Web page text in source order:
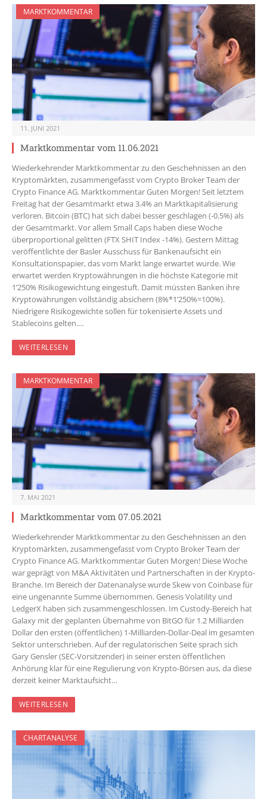
MARKTKOMMENTAR
11. JUNI 2021
Marktkommentar vom 11.06.2021
Wiederkehrender Marktkommentar zu den Geschehnissen an den
Kryptomärkten, zusammengefasst vom Crypto Broker Team der
Crypto Finance AG. Marktkommentar Guten Morgen! Seit letztem
Freitag hat der Gesamtmarkt etwa 3.4% an Marktkapitalisierung
verloren. Bitcoin (BTC) hat sich dabei besser geschlagen (-0.5%) als
der Gesamtmarkt. Vor allem Small Caps haben diese Woche
überproportional gelitten (FTX SHIT Index -14%). Gestern Mittag
veröffentlichte der Basler Ausschuss für Bankenaufsicht ein
Konsultationspapier, das vom Markt lange erwartet wurde. Wie
erwartet werden Kryptowährungen in die höchste Kategorie mit
1’250% Risikogewichtung eingestuft. Damit müssten Banken ihre
Kryptowährungen vollständig absichern (8%*1’250%=100%).
Niedrigere Risikogewichte sollen für tokenisierte Assets und
Stablecoins gelten.…
WEITERLESEN
MARKTKOMMENTAR
7. MAI 2021
Marktkommentar vom 07.05.2021
Wiederkehrender Marktkommentar zu den Geschehnissen an den
Kryptomärkten, zusammengefasst vom Crypto Broker Team der
Crypto Finance AG. Marktkommentar Guten Morgen! Diese Woche
war geprägt von M&A Aktivitäten und Partnerschaften in der Krypto-
Branche. Im Bereich der Datenanalyse wurde Skew von Coinbase für
eine ungenannte Summe übernommen. Genesis Volatility und
LedgerX haben sich zusammengeschlossen. Im Custody-Bereich hat
Galaxy mit der geplanten Übernahme von BitGO für 1.2 Milliarden
Dollar den ersten (öffentlichen) 1-Milliarden-Dollar-Deal im gesamten
Sektor unterschrieben. Auf der regulatorischen Seite sprach sich
Gary Gensler (SEC-Vorsitzender) in seiner ersten öffentlichen
Anhörung klar für eine Regulierung von Krypto-Börsen aus, da diese
derzeit keiner Marktaufsicht…
WEITERLESEN
CHARTANALYSE